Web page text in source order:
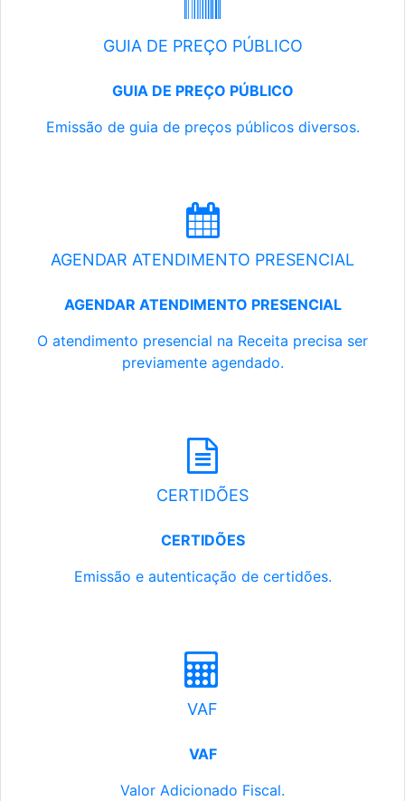
GUIA DE PREÇO PÚBLICO
GUIA DE PREÇO PÚBLICO
Emissão de guia de preços públicos diversos.
AGENDAR ATENDIMENTO PRESENCIAL
AGENDAR ATENDIMENTO PRESENCIAL
O atendimento presencial na Receita precisa ser
previamente agendado.
CERTIDÕES
CERTIDÕES
Emissão e autenticação de certidões.
VAF
VAF
Valor Adicionado Fiscal.